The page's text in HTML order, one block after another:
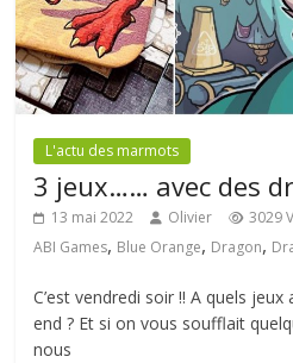
L'actu des marmots
3 jeux…… avec des
13 mai 2022 Olivier 3029
ABI Games, Blue Orange, Dragon,
C’est vendredi soir !! A quels
end ? Et si on vous soufflait
nous